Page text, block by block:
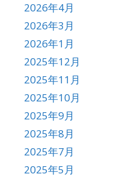
2026年4月
2026年3月
2026年1月
2025年12月
2025年11月
2025年10月
2025年9月
2025年8月
2025年7月
2025年5月